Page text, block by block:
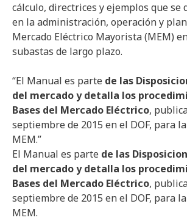
cálculo, directrices y ejemplos que se
en la administración, operación y
Mercado Eléctrico Mayorista (MEM)
subastas de largo plazo.
“El Manual es parte de las
del mercado y detalla los
Bases del Mercado Eléctrico,
septiembre de 2015 en el DOF, para
MEM.”
El Manual es parte de las
del mercado y detalla los
Bases del Mercado Eléctrico,
septiembre de 2015 en el DOF, para
MEM.